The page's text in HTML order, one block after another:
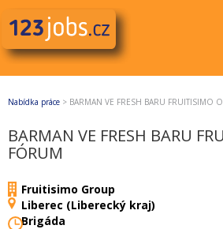
Nabídka práce > BARMAN VE FRESH BARU FRUITISIMO
BARMAN VE FRESH BARU
FÓRUM
Fruitisimo Group
Liberec (Liberecký kraj)
Brigáda